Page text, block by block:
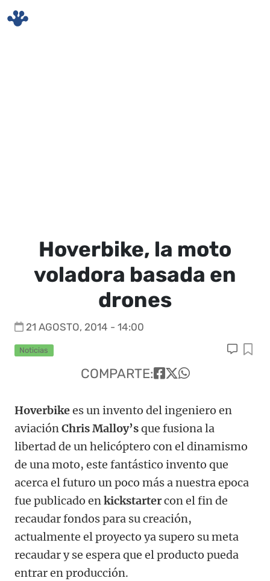
Hoverbike, la moto
voladora basada en
drones
21 AGOSTO, 2014 - 14:00
Noticias
COMPARTE:
Hoverbikees un invento del ingeniero en
aviaciónChris Malloy’sque fusiona la
libertad de un helicóptero con el dinamismo
de una moto, este fantástico invento que
acerca el futuro un poco más a nuestra epoca
fue publicado enkickstartercon el fin de
recaudar fondos para su creación,
actualmente el proyecto ya supero su meta
recaudar y se espera que el producto pueda
entrar en producción.